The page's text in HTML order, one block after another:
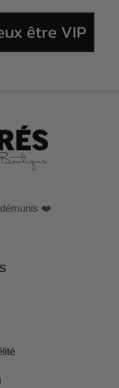
être VIP
démunis ❤️